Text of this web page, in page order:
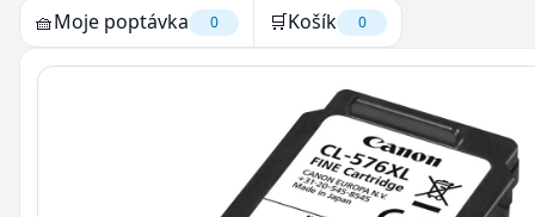
🧺Moje poptávka 0 🛒Košík 0